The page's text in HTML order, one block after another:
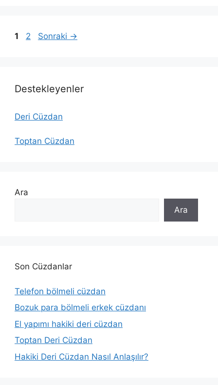
Sayfa
1 Sayfa
2 Sonraki →
Destekleyenler
Deri Cüzdan
Toptan Cüzdan
Ara
Ara
Son Cüzdanlar
Telefon bölmeli cüzdan
Bozuk para bölmeli erkek cüzdanı
El yapımı hakiki deri cüzdan
Toptan Deri Cüzdan
Hakiki Deri Cüzdan Nasıl Anlaşılır?